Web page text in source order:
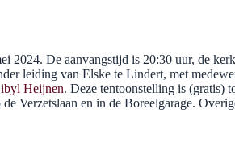
2024. De aanvangstijd is 20:30 uur, de
leiding van Elske te Lindert, met
Heijnen. Deze tentoonstelling is (gratis)
Verzetslaan en in de Boreelgarage.